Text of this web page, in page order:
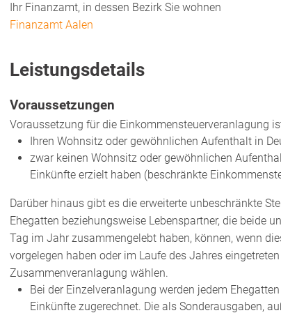
Ihr Finanzamt, in dessen Bezirk Sie wohnen
Finanzamt Aalen
Leistungsdetails
Voraussetzungen
Voraussetzung für die Einkommensteuerveranlagung
Ihren Wohnsitz oder gewöhnlichen Aufenthalt in
zwar keinen Wohnsitz oder gewöhnlichen
Einkünfte erzielt haben (beschränkte
Darüber hinaus gibt es die erweiterte unbeschränkte
Ehegatten beziehungsweise Lebenspartner, die beide
Tag im Jahr zusammengelebt haben, können, wenn
vorgelegen haben oder im Laufe des Jahres
Zusammenveranlagung wählen.
Bei der Einzelveranlagung werden jedem
Einkünfte zugerechnet. Die als Sonderausgaben,